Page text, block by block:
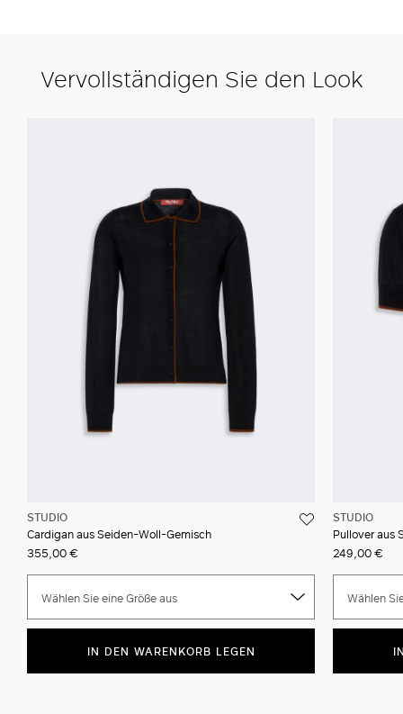
Vervollständigen Sie den Look
STUDIO
Cardigan aus Seiden-Woll-Gemisch
355,00 €
Wählen Sie eine Größe aus
IN DEN WARENKORB LEGEN
STUDIO
Pullover aus
249,00 €
Wählen